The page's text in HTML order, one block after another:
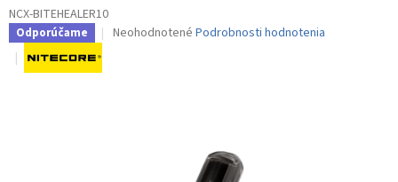
NCX-BITEHEALER10
Odporúčame
Priemerné
Neohodnotené Podrobnosti hodnotenia